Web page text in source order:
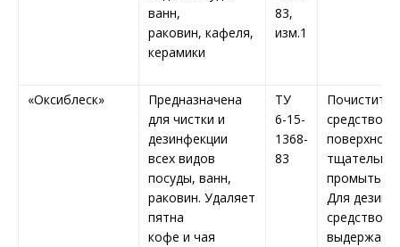
ванн,
раковин, кафеля,
керамики
83,
изм.1
«Оксиблеск»
Предназначена
для чистки и
дезинфекции
всех видов
посуды, ванн,
раковин. Удаляет
пятна
кофе и чая
ТУ
6-15-
1368-
83
Почистить
средством
тщательно
промыть
Для
средство
выдержать